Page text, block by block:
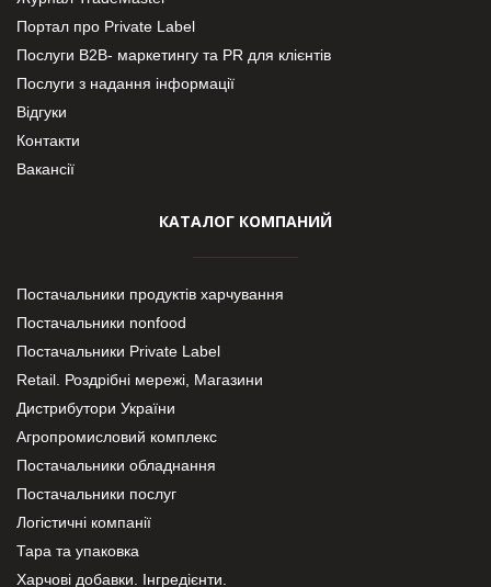
Портал про Private Label
Послуги В2В- маркетингу та PR для клієнтів
Послуги з надання інформації
Відгуки
Контакти
Вакансії
КАТАЛОГ КОМПАНИЙ
Постачальники продуктів харчування
Постачальники nonfood
Постачальники Private Label
Retail. Роздрібні мережі, Магазини
Дистрибутори України
Агропромисловий комплекс
Постачальники обладнання
Постачальники послуг
Логістичні компанії
Тара та упаковка
Харчові добавки. Інгредієнти.